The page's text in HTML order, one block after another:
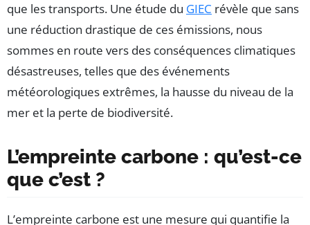
que les transports. Une étude du GIEC révèle que sans
une réduction drastique de ces émissions, nous
sommes en route vers des conséquences climatiques
désastreuses, telles que des événements
météorologiques extrêmes, la hausse du niveau de la
mer et la perte de biodiversité.
L’empreinte carbone : qu’est-ce
que c’est ?
L’empreinte carbone est une mesure qui quantifie la